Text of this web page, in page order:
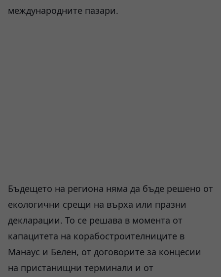
международните пазари.
Бъдещето на региона няма да бъде решено от
екологични срещи на върха или празни
декларации. То се решава в момента от
капацитета на корабостроителниците в
Манаус и Белен, от договорите за концесии
на пристанищни терминали и от